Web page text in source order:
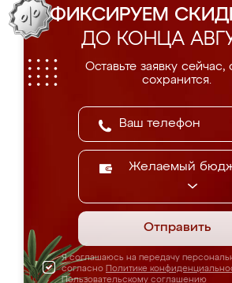
ФИКСИРУЕМ
ДО КОНЦА
Оставьте заявку сейчас,
сохранится.
Желаемый
Отправить
Я соглашаюсь на передачу
согласно Политике
Пользовательскому соглашению